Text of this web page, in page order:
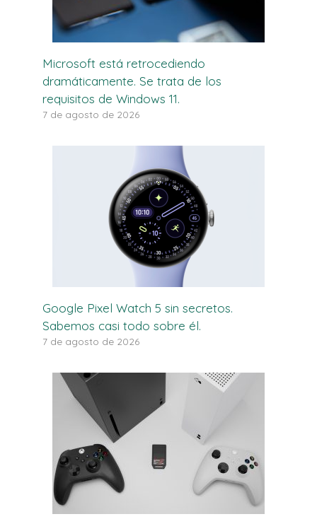
Microsoft está retrocediendo
dramáticamente. Se trata de los
requisitos de Windows 11.
7 de agosto de 2026
Google Pixel Watch 5 sin secretos.
Sabemos casi todo sobre él.
7 de agosto de 2026